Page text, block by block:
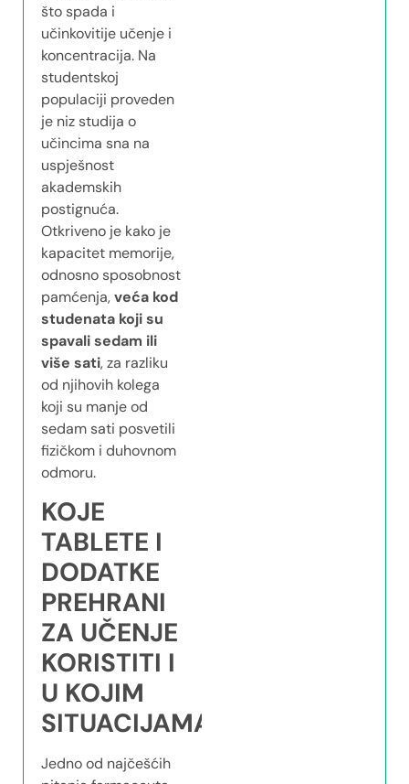
što spada i
učinkovitije učenje i
koncentracija. Na
studentskoj
populaciji proveden
je niz studija o
učincima sna na
uspješnost
akademskih
postignuća.
Otkriveno je kako je
kapacitet memorije,
odnosno sposobnost
pamćenja,veća kod
studenata koji su
spavali sedam ili
više sati, za razliku
od njihovih kolega
koji su manje od
sedam sati posvetili
fizičkom i duhovnom
odmoru.
KOJE
TABLETE I
DODATKE
PREHRANI
ZA UČENJE
KORISTITI I
U KOJIM
SITUACIJAMA
Jedno od najčešćih